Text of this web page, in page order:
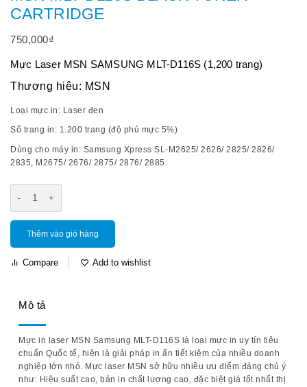
CARTRIDGE
750,000₫
Mực Laser MSN SAMSUNG MLT-D116S (1,200 trang)
Thương hiệu: MSN
Loại mực in: Laser đen
Số trang in: 1.200 trang (độ phủ mực 5%)
Dùng cho máy in: Samsung Xpress SL-M2625/ 2626/ 2825/ 2826/
2835, M2675/ 2676/ 2875/ 2876/ 2885.
Thêm vào giỏ hàng
Compare Add to wishlist
Mô tả
Mực in laser MSN Samsung MLT-D116S là loại mực in uy tín tiêu
chuẩn Quốc tế, hiện là giải pháp in ấn tiết kiệm của nhiều doanh
nghiệp lớn nhỏ. Mực laser MSN sở hữu nhiều ưu điểm đáng chú ý
như: Hiệu suất cao, bản in chất lượng cao, đặc biệt giá tốt nhất thị